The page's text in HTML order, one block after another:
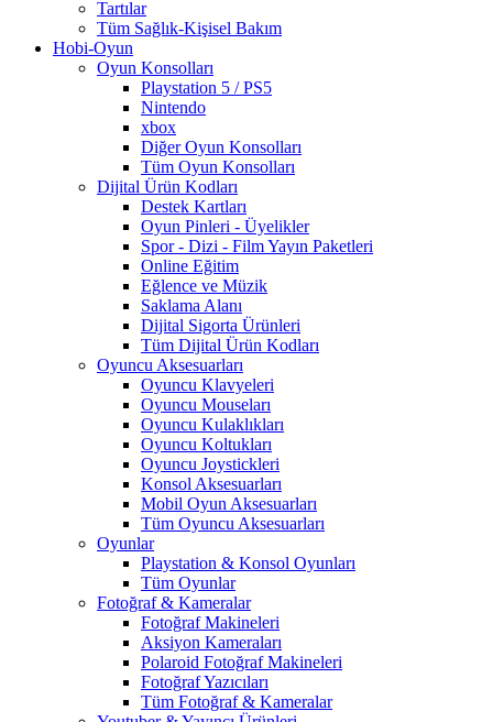
Tartılar
Tüm Sağlık-Kişisel Bakım
Hobi-Oyun
Oyun Konsolları
Playstation 5 / PS5
Nintendo
xbox
Diğer Oyun Konsolları
Tüm Oyun Konsolları
Dijital Ürün Kodları
Destek Kartları
Oyun Pinleri - Üyelikler
Spor - Dizi - Film Yayın Paketleri
Online Eğitim
Eğlence ve Müzik
Saklama Alanı
Dijital Sigorta Ürünleri
Tüm Dijital Ürün Kodları
Oyuncu Aksesuarları
Oyuncu Klavyeleri
Oyuncu Mouseları
Oyuncu Kulaklıkları
Oyuncu Koltukları
Oyuncu Joystickleri
Konsol Aksesuarları
Mobil Oyun Aksesuarları
Tüm Oyuncu Aksesuarları
Oyunlar
Playstation & Konsol Oyunları
Tüm Oyunlar
Fotoğraf & Kameralar
Fotoğraf Makineleri
Aksiyon Kameraları
Polaroid Fotoğraf Makineleri
Fotoğraf Yazıcıları
Tüm Fotoğraf & Kameralar